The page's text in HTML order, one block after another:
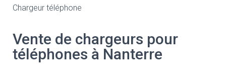
Chargeur téléphone
Vente de chargeurs pour
téléphones à Nanterre